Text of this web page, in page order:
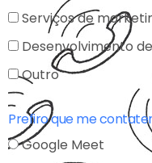
Serviços de
Desenvolvimento
Outro
Prefiro que me
Google Meet